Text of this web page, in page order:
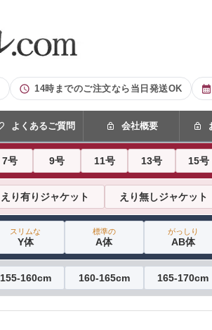
14時までのご注文なら当日発送OK
よくあるご質問 会社概要
7号 9号 11号 13号 15号
えり有りジャケット えり無しジャケット
スリムな
Y体
標準の
A体
がっしり
AB体
155-160cm 160-165cm 165-170cm